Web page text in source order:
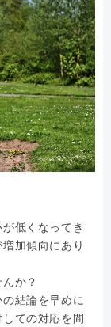
低くなってき
加傾向にあり
か？
結論を早めに
ての対応を間